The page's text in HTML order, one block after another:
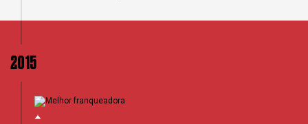
2015